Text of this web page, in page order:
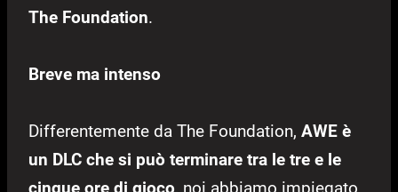
The Foundation.
Breve ma intenso
Differentemente da The Foundation, AWE è
un DLC che si può terminare tra le tre e le
cinque ore di gioco , noi abbiamo impiegato